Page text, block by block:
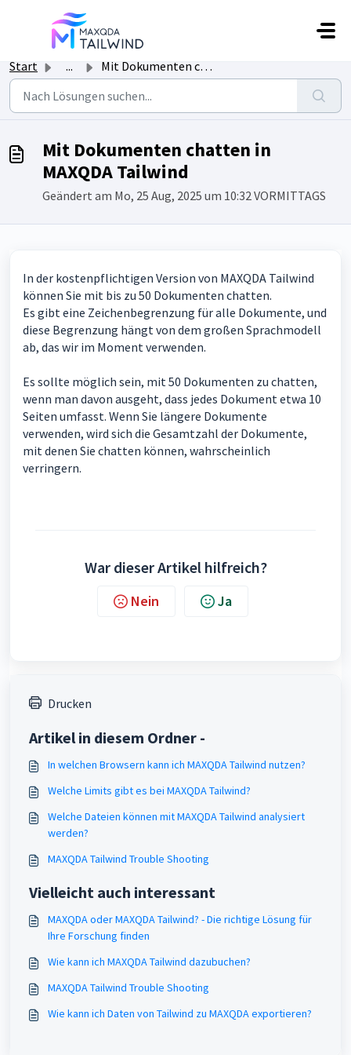
Zum hauptsächlichen Inhalt gehen
Start ... Mit Dokumenten chatten in MAXQDA Tailwind
Mit Dokumenten chatten in
MAXQDA Tailwind
Geändert am Mo, 25 Aug, 2025 um 10:32 VORMITTAGS
In der kostenpflichtigen Version von MAXQDA Tailwind
können Sie mit bis zu 50 Dokumenten chatten.
Es gibt eine Zeichenbegrenzung für alle Dokumente, und
diese Begrenzung hängt von dem großen Sprachmodell
ab, das wir im Moment verwenden.
Es sollte möglich sein, mit 50 Dokumenten zu chatten,
wenn man davon ausgeht, dass jedes Dokument etwa 10
Seiten umfasst. Wenn Sie längere Dokumente
verwenden, wird sich die Gesamtzahl der Dokumente,
mit denen Sie chatten können, wahrscheinlich
verringern.
War dieser Artikel hilfreich?
Nein Ja
Drucken
Artikel in diesem Ordner -
In welchen Browsern kann ich MAXQDA Tailwind nutzen?
Welche Limits gibt es bei MAXQDA Tailwind?
Welche Dateien können mit MAXQDA Tailwind analysiert
werden?
MAXQDA Tailwind Trouble Shooting
Vielleicht auch interessant
MAXQDA oder MAXQDA Tailwind? - Die richtige Lösung für
Ihre Forschung finden
Wie kann ich MAXQDA Tailwind dazubuchen?
MAXQDA Tailwind Trouble Shooting
Wie kann ich Daten von Tailwind zu MAXQDA exportieren?